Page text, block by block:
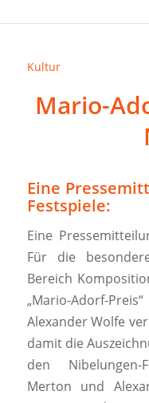
Kultur
Mario-
Eine
Festspiele:
Eine
Für die
Bereich
„Mario-Adorf-
Alexander Wolfe
damit die
den Nibelungen-
Merton und